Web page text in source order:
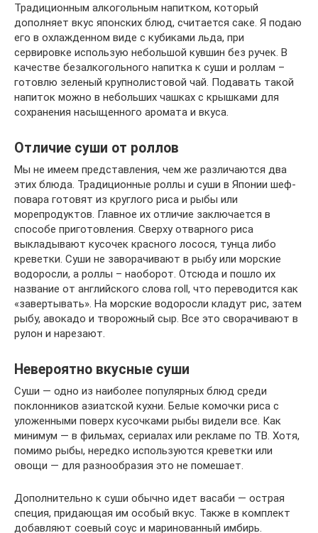
Традиционным алкогольным напитком, который
дополняет вкус японских блюд, считается саке. Я подаю
его в охлажденном виде с кубиками льда, при
сервировке использую небольшой кувшин без ручек. В
качестве безалкогольного напитка к суши и роллам –
готовлю зеленый крупнолистовой чай. Подавать такой
напиток можно в небольших чашках с крышками для
сохранения насыщенного аромата и вкуса.
Отличие суши от роллов
Мы не имеем представления, чем же различаются два
этих блюда. Традиционные роллы и суши в Японии шеф-
повара готовят из круглого риса и рыбы или
морепродуктов. Главное их отличие заключается в
способе приготовления. Сверху отварного риса
выкладывают кусочек красного лосося, тунца либо
креветки. Суши не заворачивают в рыбу или морские
водоросли, а роллы – наоборот. Отсюда и пошло их
название от английского слова roll, что переводится как
«завертывать». На морские водоросли кладут рис, затем
рыбу, авокадо и творожный сыр. Все это сворачивают в
рулон и нарезают.
Невероятно вкусные суши
Суши — одно из наиболее популярных блюд среди
поклонников азиатской кухни. Белые комочки риса с
уложенными поверх кусочками рыбы видели все. Как
минимум — в фильмах, сериалах или рекламе по ТВ. Хотя,
помимо рыбы, нередко используются креветки или
овощи — для разнообразия это не помешает.
Дополнительно к суши обычно идет васаби — острая
специя, придающая им особый вкус. Также в комплект
добавляют соевый соус и маринованный имбирь.